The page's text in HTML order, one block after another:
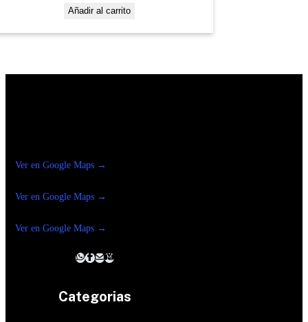
Añadir al carrito
Ver en Google Maps →
Ver en Google Maps →
Ver en Google Maps →
Categorias